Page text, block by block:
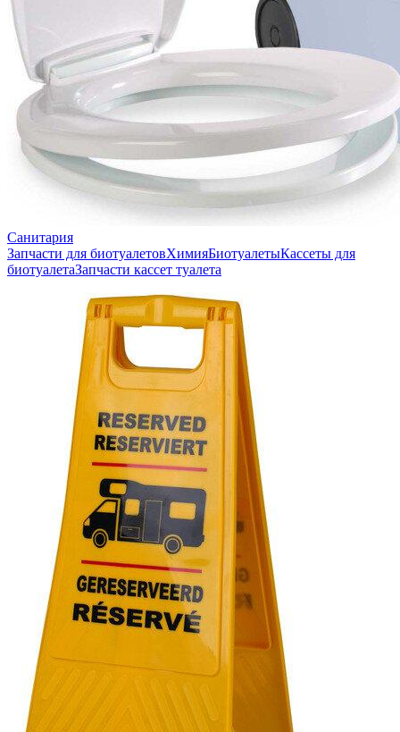
Санитария
Запчасти для биотуалетовХимияБиотуалетыКассеты для
биотуалетаЗапчасти кассет туалета